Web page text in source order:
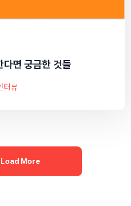
면 궁금한 것들
터뷰
Load More